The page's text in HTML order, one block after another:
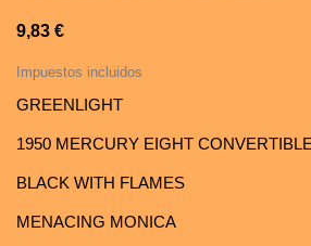
9,83 €
Impuestos incluidos
GREENLIGHT
1950 MERCURY EIGHT
BLACK WITH FLAMES
MENACING MONICA